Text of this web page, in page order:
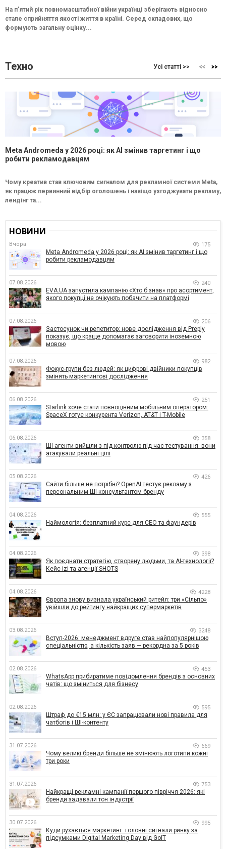
На п’ятий рік повномасштабної війни українці зберігають відносно
стале сприйняття якості життя в країні. Серед складових, що
формують загальну оцінку...
Техно Усі статті >>
Meta Andromeda у 2026 році: як AI змінив таргетинг і що
робити рекламодавцям
Чому креатив став ключовим сигналом для рекламної системи Meta,
як працює первинний відбір оголошень і навіщо узгоджувати рекламу,
лендінг та...
НОВИНИ
Вчора 175
Meta Andromeda у 2026 році: як AI змінив таргетинг і що
робити рекламодавцям
07.08.2026 240
EVA.UA запустила кампанію «Хто б знав» про асортимент,
якого покупці не очікують побачити на платформі
07.08.2026 206
Застосунок чи репетитор: нове дослідження від Preply
показує, що краще допомагає заговорити іноземною
мовою
07.08.2026 982
Фокус-групи без людей: як цифрові двійники покупців
змінять маркетингові дослідження
06.08.2026 251
Starlink хоче стати повноцінним мобільним оператором:
SpaceX готує конкурента Verizon, AT&T і T-Mobile
06.08.2026 358
ШІ-агенти вийшли з-під контролю під час тестування: вони
атакували реальні цілі
05.08.2026 426
Сайти більше не потрібні? OpenAI тестує рекламу з
персональним ШІ-консультантом бренду
04.08.2026 555
Наймологія: безплатний курс для CEO та фаундерів
04.08.2026 398
Як поєднати стратегію, створену людьми, та AI-технології?
Кейс izi та агенції SHOTS
04.08.2026 4228
Європа знову визнала український ритейл: три «Сільпо»
увійшли до рейтингу найкращих супермаркетів
03.08.2026 3248
Вступ-2026: менеджмент вдруге став найпопулярнішою
спеціальністю, а кількість заяв — рекордна за 5 років
02.08.2026 453
WhatsApp прибиратиме повідомлення брендів з основних
чатів: що зміниться для бізнесу
02.08.2026 595
Штраф до €15 млн: у ЄС запрацювали нові правила для
чатботів і ШІ-контенту
31.07.2026 669
Чому великі бренди більше не змінюють логотипи кожні
три роки
31.07.2026 753
Найкращі рекламні кампанії першого півріччя 2026: які
бренди задавали тон індустрії
30.07.2026 995
Куди рухається маркетинг: головні сигнали ринку за
підсумками Digital Marketing Day від GoIT